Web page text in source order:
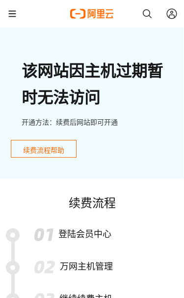
该网站因主机过期暂
时无法访问
开通方法：续费后网站即可开通
续费流程帮助
续费流程
登陆会员中心
万网主机管理